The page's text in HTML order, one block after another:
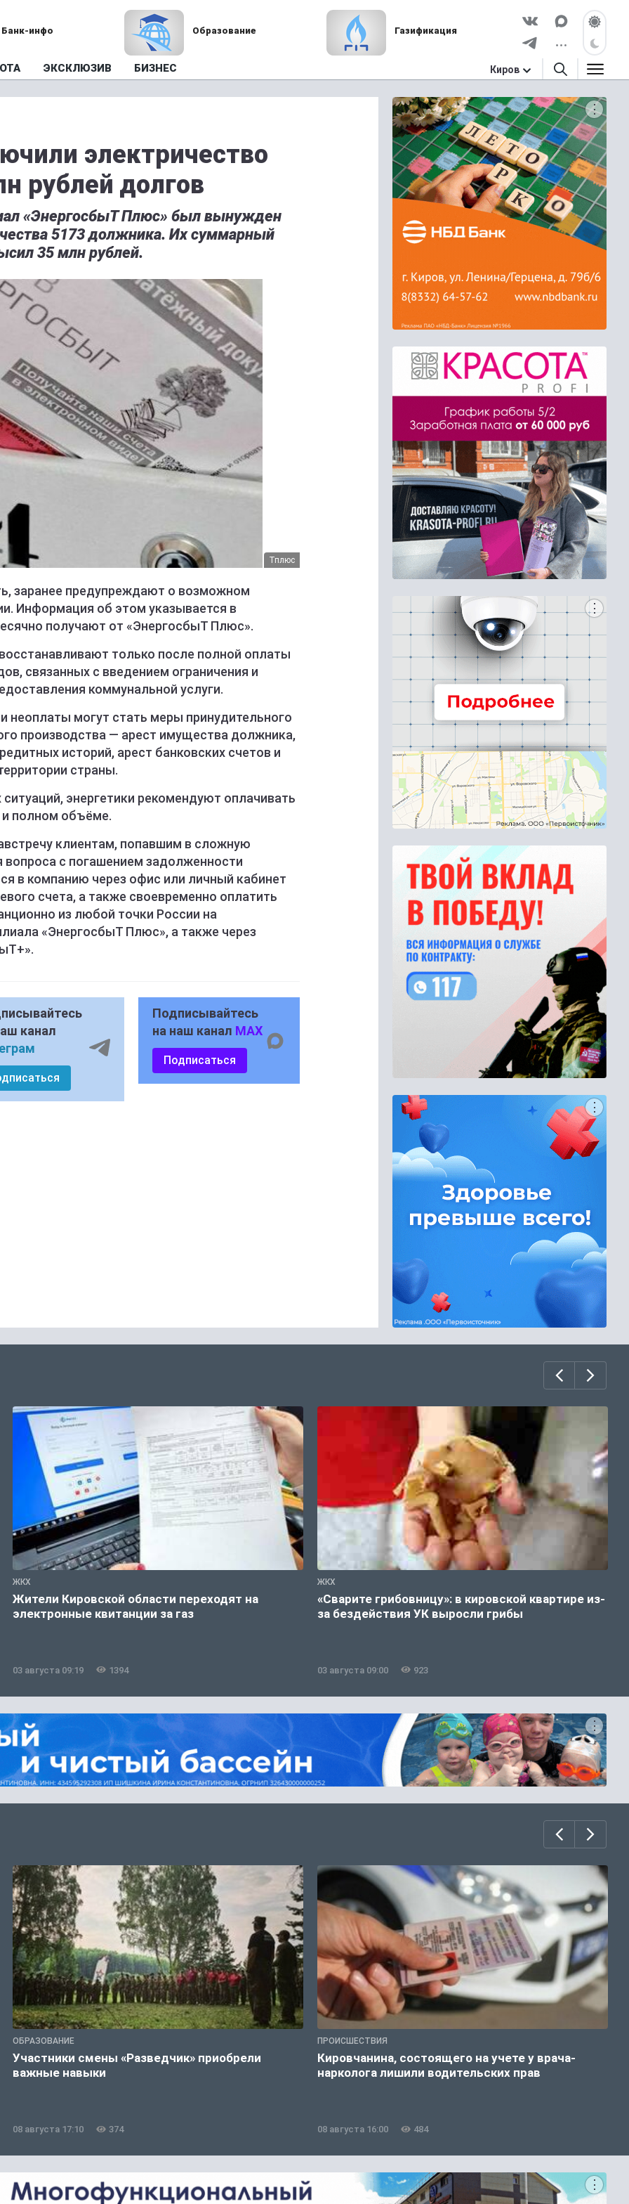
Банк-инфо Образование Газификация
ЭКСКЛЮЗИВ БИЗНЕС Киров
электричество
рублей долгов
«ЭнергосбыТ Плюс» был вынужден
5173 должника. Их суммарный
35 млн рублей.
Тплюс
заранее предупреждают о возможном
Информация об этом указывается в
получают от «ЭнергосбыТ Плюс».
только после полной оплаты
связанных с введением ограничения и
коммунальной услуги.
неоплаты могут стать меры принудительного
производства — арест имущества должника,
историй, арест банковских счетов и
страны.
энергетики рекомендуют оплачивать
полном объёме.
клиентам, попавшим в сложную
с погашением задолженности
в компанию через офис или личный кабинет
счета, а также своевременно оплатить
из любой точки России на
«ЭнергосбыТ Плюс», а также через
канал
Подписывайтесь
на наш канал MAX
Подписаться
ЖКХ
Жители Кировской области переходят на
электронные квитанции за газ
03 августа 09:19 1394
ЖКХ
«Сварите грибовницу»: в кировской квартире из-
за бездействия УК выросли грибы
03 августа 09:00 923
ОБРАЗОВАНИЕ
Участники смены «Разведчик» приобрели
важные навыки
08 августа 17:10 374
ПРОИСШЕСТВИЯ
Кировчанина, состоящего на учете у врача-
нарколога лишили водительских прав
08 августа 16:00 484